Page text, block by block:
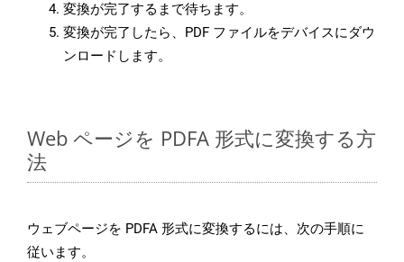
変換が完了するまで待ちます。
変換が完了したら、PDF ファイルをデバイスにダウ
ンロードします。
Web ページを PDFA 形式に変換する方
法
ウェブページを PDFA 形式に変換するには、次の手順に
従います。